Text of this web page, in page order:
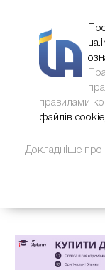
правилами
файлів
Докладніше про